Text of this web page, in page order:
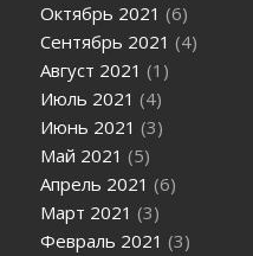
Октябрь 2021 (6)
Сентябрь 2021 (4)
Август 2021 (1)
Июль 2021 (4)
Июнь 2021 (3)
Май 2021 (5)
Апрель 2021 (6)
Март 2021 (3)
Февраль 2021 (3)